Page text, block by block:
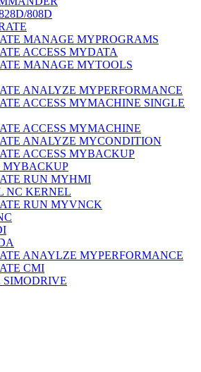
808D
MANAGE MYPROGRAMS
ACCESS MYDATA
MANAGE MYTOOLS
ANALYZE MYPERFORMANCE
ACCESS MYMACHINE SINGLE
ACCESS MYMACHINE
ANALYZE MYCONDITION
ACCESS MYBACKUP
MYBACKUP
RUN MYHMI
NC KERNEL
RUN MYVNCK
ANAYLZE MYPERFORMANCE
CMI